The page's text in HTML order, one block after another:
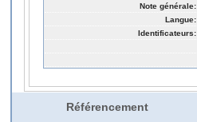
Note générale:
Langue:
Identificateurs:
Référencement